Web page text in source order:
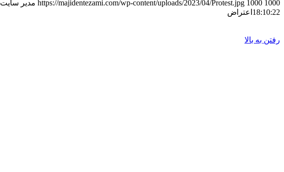
https://majidentezami.com/wp-content/uploads/2023/04/Protest.jpg 1000 1000 مدیر سایت
18:10:22 اعتراض
رفتن به بالا